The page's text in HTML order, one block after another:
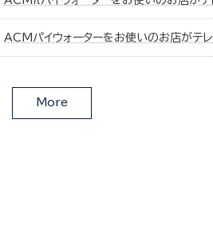
ACMパイウォーターをお使いのお店がテ
More